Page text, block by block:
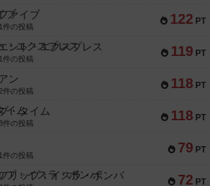
122 PT
ァイブ
1件の投稿
119 PT
ント・エクスプレス
1件の投稿
118 PT
ン
2件の投稿
118 PT
・タイム
件の投稿
79 PT
1件の投稿
72 PT
リップ：イスラ・ボンバ